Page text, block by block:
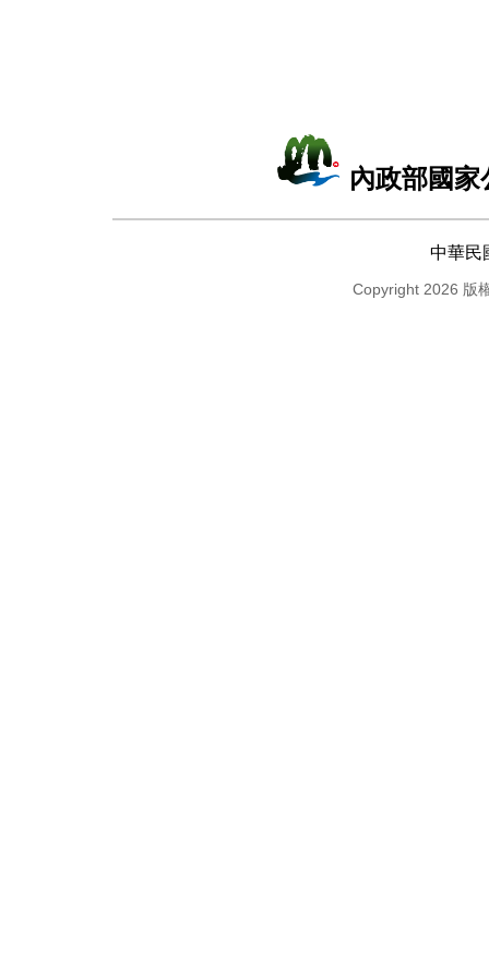
內政部國
中華民
Copyright 2026 版